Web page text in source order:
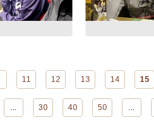
11 12 13 14 15
... 30 40 50 ...